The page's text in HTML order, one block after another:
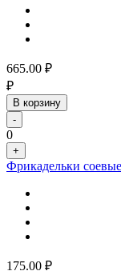
665.00 ₽
₽
В корзину
-
0
+
Фрикадельки
175.00 ₽